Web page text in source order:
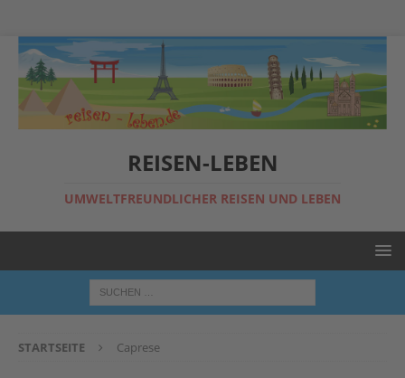
REISEN-LEBEN
UMWELTFREUNDLICHER REISEN UND LEBEN
STARTSEITE Caprese